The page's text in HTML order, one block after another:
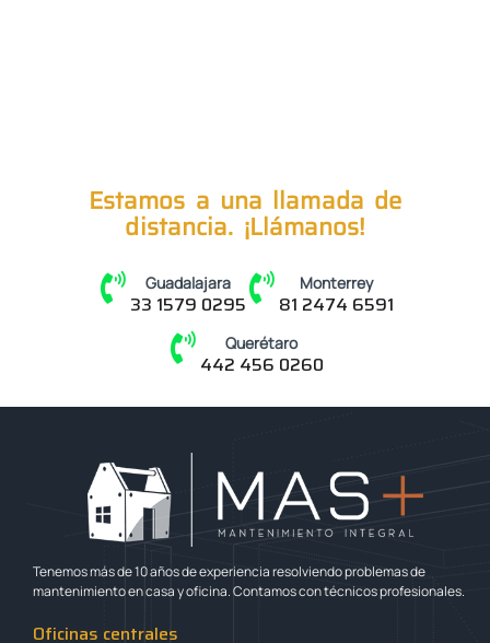
Estamos a una llamada de
distancia. ¡Llámanos!
Guadalajara
33 1579 0295
Monterrey
81 2474 6591
Querétaro
442 456 0260
Tenemos más de 10 años de experiencia resolviendo problemas de
mantenimiento en casa y oficina. Contamos con técnicos profesionales.
Oficinas centrales